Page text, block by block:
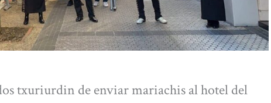
txuriurdin de enviar mariachis al hotel del